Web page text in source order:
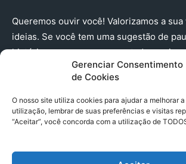
Gerenciar Consentimento
de Cookies
O nosso site utiliza cookies para ajudar a melhorar
utilização, lembrar de suas preferências e visitas
“Aceitar”, você concorda com a utilização de
Queremos ouvir você! Valorizamos a sua
ideias. Se você tem uma sugestão de
história que merece ser contada, envie-
(91) 98224 - 3111